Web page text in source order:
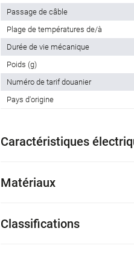
Passage de câble
Plage de températures de/à
Durée de vie mécanique
Poids (g)
Numéro de tarif douanier
Pays d'origine
Caractéristiques
Matériaux
Classifications